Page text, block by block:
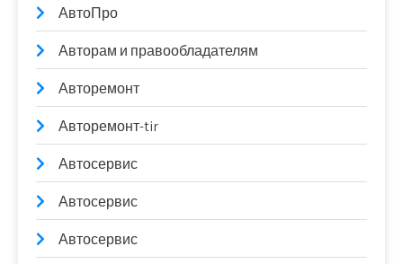
АвтоПро
Авторам и правообладателям
Авторемонт
Авторемонт-tir
Автосервис
Автосервис
Автосервис